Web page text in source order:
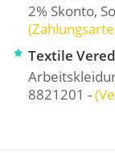
2% Skonto,
Textile
8821201 -